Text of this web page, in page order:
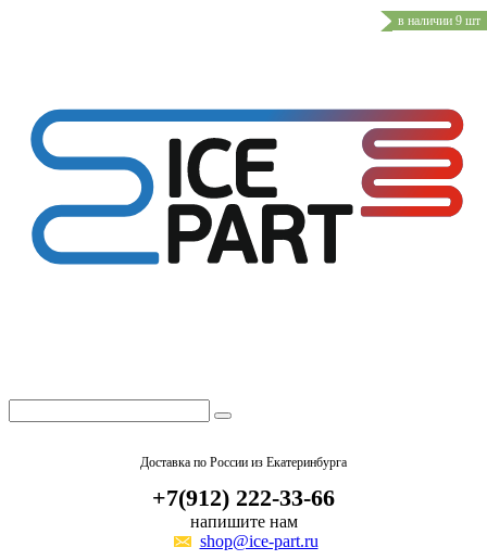
Доставка по России из Екатеринбурга
+7(912) 222-33-66
напишите нам
shop@ice-part.ru
в наличии 9 шт